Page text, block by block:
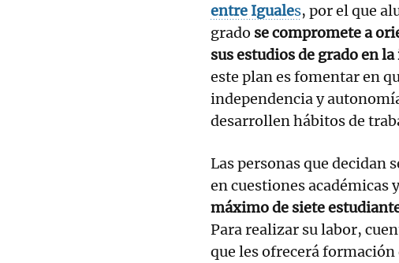
entre Iguales, por el que
grado se compromete a
sus estudios de grado en
este plan es fomentar en
independencia y
desarrollen hábitos de
Las personas que
en cuestiones académicas
máximo de siete
Para realizar su labor,
que les ofrecerá